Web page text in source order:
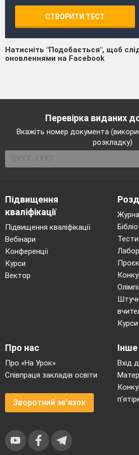
СТВОРИТИ ТЕСТ
Натисніть "Подобається", щоб
оновленнями на Facebook
Перевірка виданих
Вкажіть номер документа
розкладку)
Підвищення
кваліфікації
Підвищення кваліфікації
Вебінари
Конференції
Курси
Вектор
Тести
Курси
Про нас
Про «На Урок»
Співпраця закладів освіти
Зворотний зв'язок
Інше
Вхід